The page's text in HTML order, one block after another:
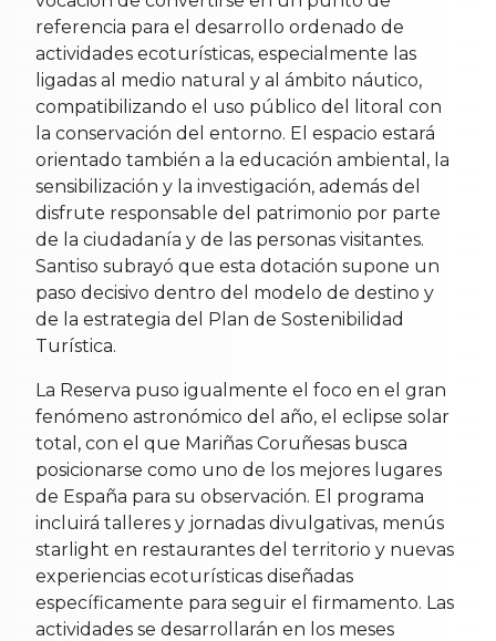
referencia para el desarrollo ordenado de
actividades ecoturísticas, especialmente las
ligadas al medio natural y al ámbito náutico,
compatibilizando el uso público del litoral con
la conservación del entorno. El espacio estará
orientado también a la educación ambiental, la
sensibilización y la investigación, además del
disfrute responsable del patrimonio por parte
de la ciudadanía y de las personas visitantes.
Santiso subrayó que esta dotación supone un
paso decisivo dentro del modelo de destino y
de la estrategia del Plan de Sostenibilidad
Turística.
La Reserva puso igualmente el foco en el gran
fenómeno astronómico del año, el eclipse solar
total, con el que Mariñas Coruñesas busca
posicionarse como uno de los mejores lugares
de España para su observación. El programa
incluirá talleres y jornadas divulgativas, menús
starlight en restaurantes del territorio y nuevas
experiencias ecoturísticas diseñadas
específicamente para seguir el firmamento. Las
actividades se desarrollarán en los meses